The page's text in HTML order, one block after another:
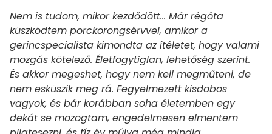
Nem is tudom, mikor kezdődött... Már régóta
küszködtem porckorongsérvvel, amikor a
gerincspecialista kimondta az ítéletet, hogy valami
mozgás kötelező. Életfogytiglan, lehetőség szerint.
És akkor megeshet, hogy nem kell megműteni, de
nem esküszik meg rá. Fegyelmezett kisdobos
vagyok, és bár korábban soha életemben egy
dekát se mozogtam, engedelmesen elmentem